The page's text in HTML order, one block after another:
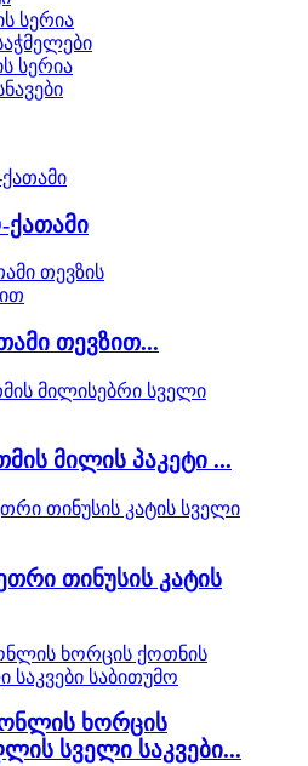
სერია
სერია
ქათამი
თევზით...
მილის პაკეტი ...
თინუსის კატის
ხორცის
სველი საკვები...